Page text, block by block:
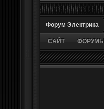
Форум Электрика
САЙТ ФОРУМЫ